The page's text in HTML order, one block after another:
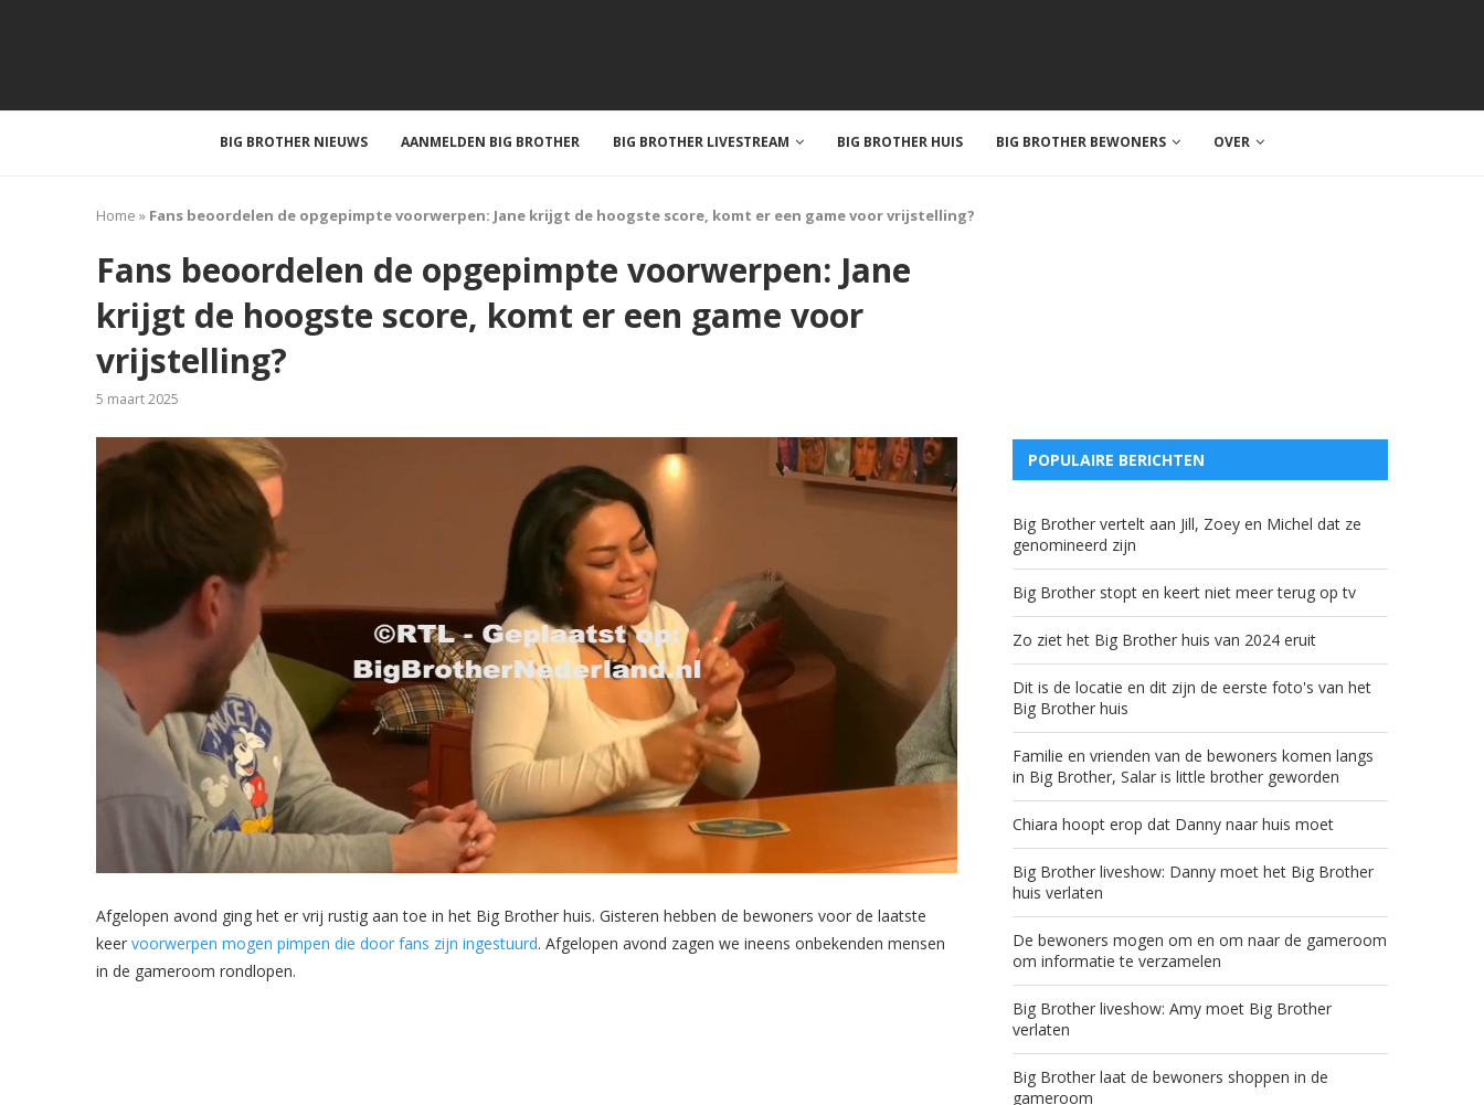
BIG BROTHER NIEUWS AANMELDEN BIG BROTHER BIG BROTHER LIVESTREAM BIG BROTHER HUIS BIG BROTHER BEWONERS OVER
Home » Fans beoordelen de opgepimpte voorwerpen: Jane krijgt de hoogste score, komt er een game voor vrijstelling?
Fans beoordelen de opgepimpte voorwerpen: Jane
krijgt de hoogste score, komt er een game voor
vrijstelling?
5 maart 2025
Afgelopen avond ging het er vrij rustig aan toe in het Big Brother huis. Gisteren hebben de bewoners voor de laatste
keer voorwerpen mogen pimpen die door fans zijn ingestuurd. Afgelopen avond zagen we ineens onbekenden mensen
in de gameroom rondlopen.
POPULAIRE BERICHTEN
Big Brother vertelt aan Jill, Zoey en Michel dat ze
genomineerd zijn
Big Brother stopt en keert niet meer terug op tv
Zo ziet het Big Brother huis van 2024 eruit
Dit is de locatie en dit zijn de eerste foto's van het
Big Brother huis
Familie en vrienden van de bewoners komen langs
in Big Brother, Salar is little brother geworden
Chiara hoopt erop dat Danny naar huis moet
Big Brother liveshow: Danny moet het Big Brother
huis verlaten
De bewoners mogen om en om naar de gameroom
om informatie te verzamelen
Big Brother liveshow: Amy moet Big Brother
verlaten
Big Brother laat de bewoners shoppen in de
gameroom